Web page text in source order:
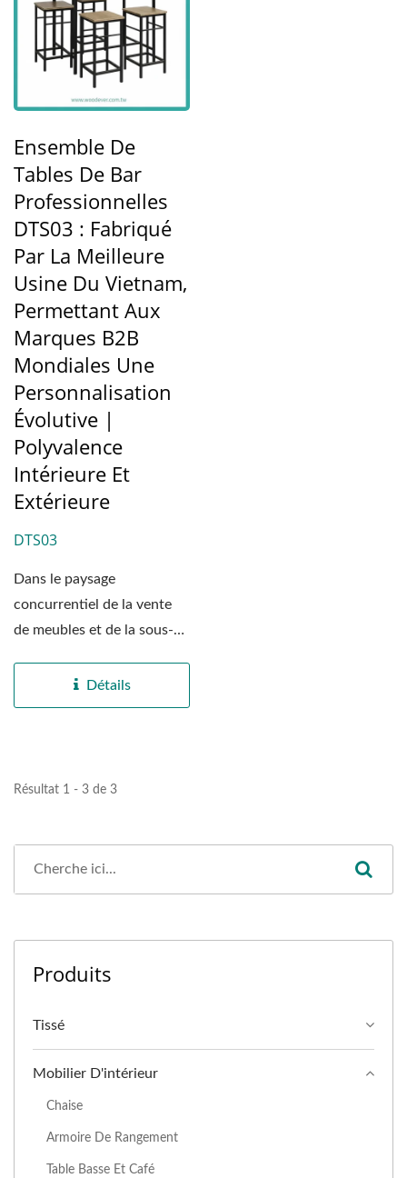
Ensemble De
Tables De Bar
Professionnelles
DTS03 : Fabriqué
Par La Meilleure
Usine Du Vietnam,
Permettant Aux
Marques B2B
Mondiales Une
Personnalisation
Évolutive |
Polyvalence
Intérieure Et
Extérieure
DTS03
Dans le paysage
concurrentiel de la vente
de meubles et de la sous-
"Efficacité...Détails
Résultat 1 - 3 de 3
Produits
Tissé
Mobilier D'intérieur
Chaise
Armoire De Rangement
Table Basse Et Café